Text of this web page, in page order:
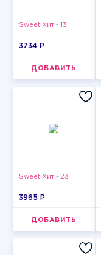
Sweet Хит - 13
3734 P
ДОБАВИТЬ
Sweet Хит - 23
3965 P
ДОБАВИТЬ